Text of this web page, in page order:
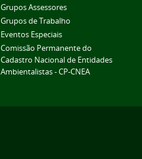
Grupos Assessores
Grupos de Trabalho
Eventos Especiais
Comissão Permanente do
Cadastro Nacional de Entidades
Ambientalistas - CP-CNEA